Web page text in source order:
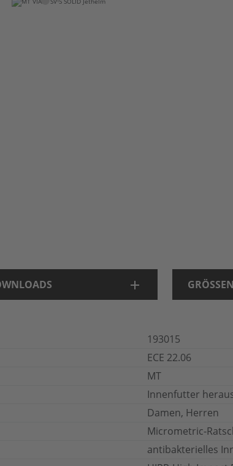
193015
ECE 22.06
MT
Innenfutter
Damen, Herren
Micrometric-
antibakterielles